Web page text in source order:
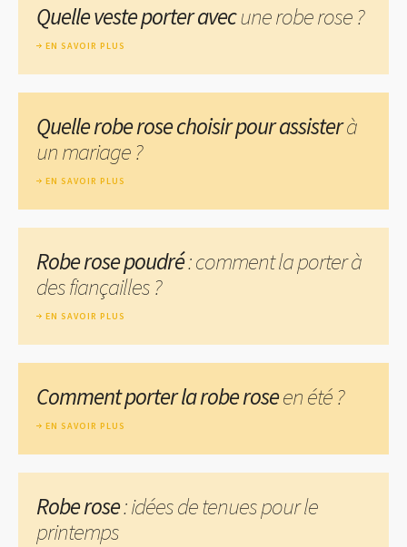
Quelle veste porter avecune robe rose ?
EN SAVOIR PLUS
Quelle robe rose choisir pour assisterà
un mariage ?
EN SAVOIR PLUS
Robe rose poudré: comment la porter à
des fiançailles ?
EN SAVOIR PLUS
Comment porter la robe roseen été ?
EN SAVOIR PLUS
Robe rose: idées de tenues pour le
printemps